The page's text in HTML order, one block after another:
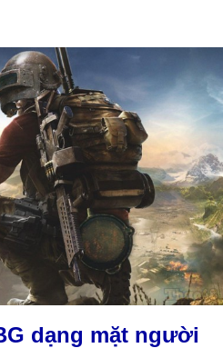
dạng mặt người